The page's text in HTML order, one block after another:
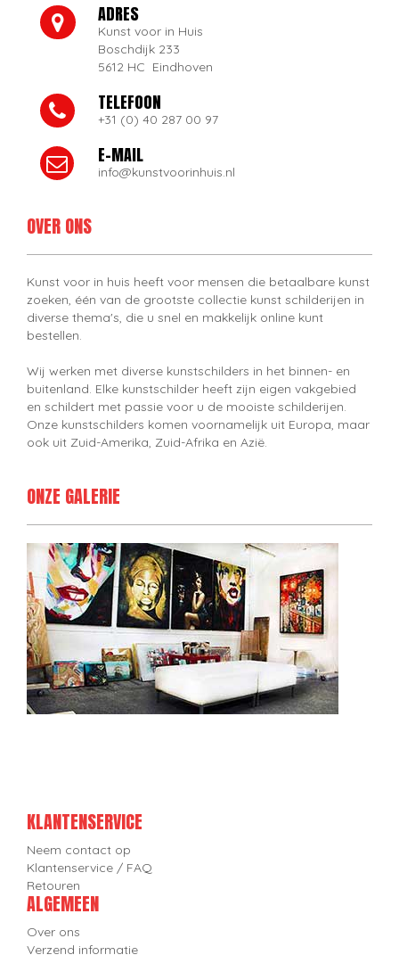
ADRES
Kunst voor in Huis
Boschdijk 233
5612 HC Eindhoven
TELEFOON
+31 (0) 40 287 00 97
E-MAIL
info@kunstvoorinhuis.nl
OVER ONS
Kunst voor in huis heeft voor mensen die betaalbare kunst
zoeken, één van de grootste collectie kunst schilderijen in
diverse thema's, die u snel en makkelijk online kunt
bestellen.
Wij werken met diverse kunstschilders in het binnen- en
buitenland. Elke kunstschilder heeft zijn eigen vakgebied
en schildert met passie voor u de mooiste schilderijen.
Onze kunstschilders komen voornamelijk uit Europa, maar
ook uit Zuid-Amerika, Zuid-Afrika en Azië.
ONZE GALERIE
KLANTENSERVICE
Neem contact op
Klantenservice / FAQ
Retouren
ALGEMEEN
Over ons
Verzend informatie